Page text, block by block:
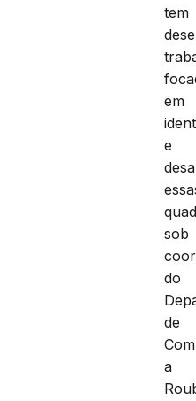
tem
em
e
sob
do
de
a